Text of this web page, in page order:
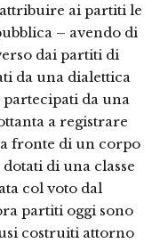
ai partiti le
– avendo di
dai partiti di
da una dialettica
da una
a registrare
fronte di un corpo
di una classe
col voto dal
partiti oggi sono
costruiti attorno